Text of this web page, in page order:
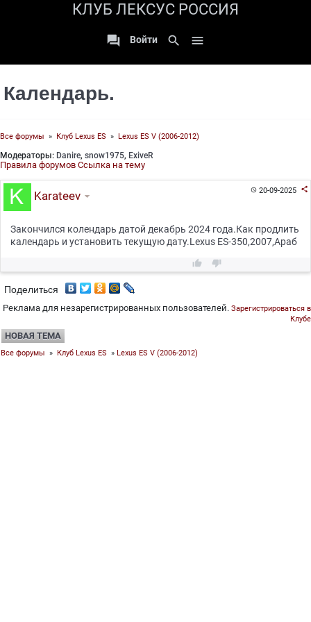
КЛУБ ЛЕКСУС РОССИЯ
 Войти search 
Календарь.
Все форумы » Клуб Lexus ES » Lexus ES V (2006-2012)
Модераторы: Danire, snow1975, ExiveR
Правила форумов Ссылка на тему
20-09-2025 
Karateev
Закончился колендарь датой декабрь 2024 года.Как продлить
календарь и установить текущую дату.Lexus ES-350,2007,Араб
 
Поделиться
Реклама для незарегистрированных пользователей. Зарегистрироваться в
Клубе
НОВАЯ ТЕМА
Все форумы » Клуб Lexus ES » Lexus ES V (2006-2012)